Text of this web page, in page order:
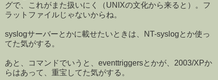
グで、これがまた扱いにく（UNIXの文化から来ると）。フ
ラットファイルじゃないからね。
syslogサーバーとかに載せたいときは、NT-syslogとか使っ
てた気がする。
あと、コマンドでいうと、eventtriggersとかが、2003/XPか
らはあって、重宝してた気がする。